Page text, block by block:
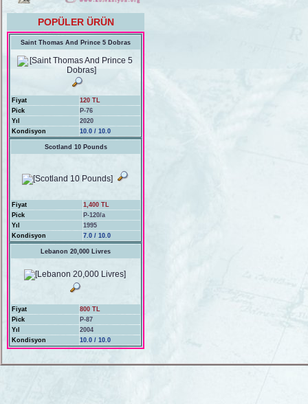
POPÜLER ÜRÜN
Saint Thomas And Prince 5 Dobras
Fiyat
120 TL
Pick
P-76
Yıl
2020
Kondisyon
10.0 / 10.0
Scotland 10 Pounds
Fiyat
1,400 TL
Pick
P-120/a
Yıl
1995
Kondisyon
7.0 / 10.0
Lebanon 20,000 Livres
Fiyat
800 TL
Pick
P-87
Yıl
2004
Kondisyon
10.0 / 10.0